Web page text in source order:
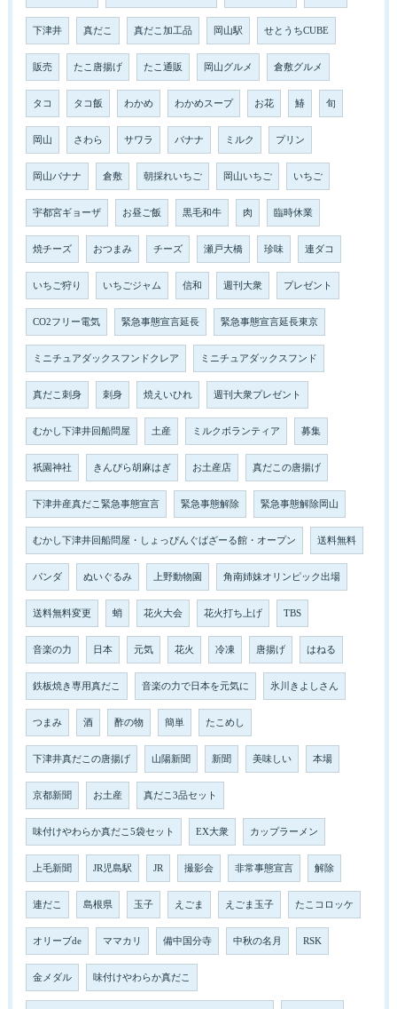
下津井 真だこ 真だこ加工品 岡山駅 せとうちCUBE
販売 たこ唐揚げ たこ通販 岡山グルメ 倉敷グルメ
タコ タコ飯 わかめ わかめスープ お花 鰆 旬
岡山 さわら サワラ バナナ ミルク プリン
岡山バナナ 倉敷 朝採れいちご 岡山いちご いちご
宇都宮ギョーザ お昼ご飯 黒毛和牛 肉 臨時休業
焼チーズ おつまみ チーズ 瀬戸大橋 珍味 連ダコ
いちご狩り いちごジャム 信和 週刊大衆 プレゼント
CO2フリー電気 緊急事態宣言延長 緊急事態宣言延長東京
ミニチュアダックスフンドクレア ミニチュアダックスフンド
真だこ刺身 刺身 焼えいひれ 週刊大衆プレゼント
むかし下津井回船問屋 土産 ミルクボランティア 募集
祇園神社 きんぴら胡麻はぎ お土産店 真だこの唐揚げ
下津井産真だこ緊急事態宣言 緊急事態解除 緊急事態解除岡山
むかし下津井回船問屋・しょっぴんぐばざーる館・オープン 送料無料
パンダ ぬいぐるみ 上野動物園 角南姉妹オリンピック出場
送料無料変更 蛸 花火大会 花火打ち上げ TBS
音楽の力 日本 元気 花火 冷凍 唐揚げ はねる
鉄板焼き専用真だこ 音楽の力で日本を元気に 氷川きよしさん
つまみ 酒 酢の物 簡単 たこめし
下津井真だこの唐揚げ 山陽新聞 新聞 美味しい 本場
京都新聞 お土産 真だこ3品セット
味付けやわらか真だこ5袋セット EX大衆 カップラーメン
上毛新聞 JR児島駅 JR 撮影会 非常事態宣言 解除
連だこ 島根県 玉子 えごま えごま玉子 たこコロッケ
オリーブde ママカリ 備中国分寺 中秋の名月 RSK
金メダル 味付けやわらか真だこ